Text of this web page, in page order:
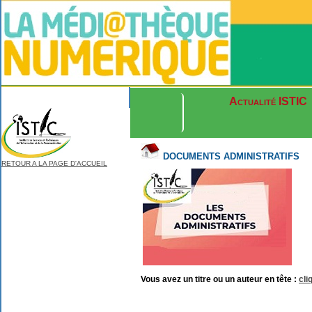
Actualité ISTIC
Nouvelle recherche
DOCUMENTS ADMINISTRATIFS
Vous avez un titre ou un auteur en tête :
RETOUR A LA PAGE D'ACCUEIL